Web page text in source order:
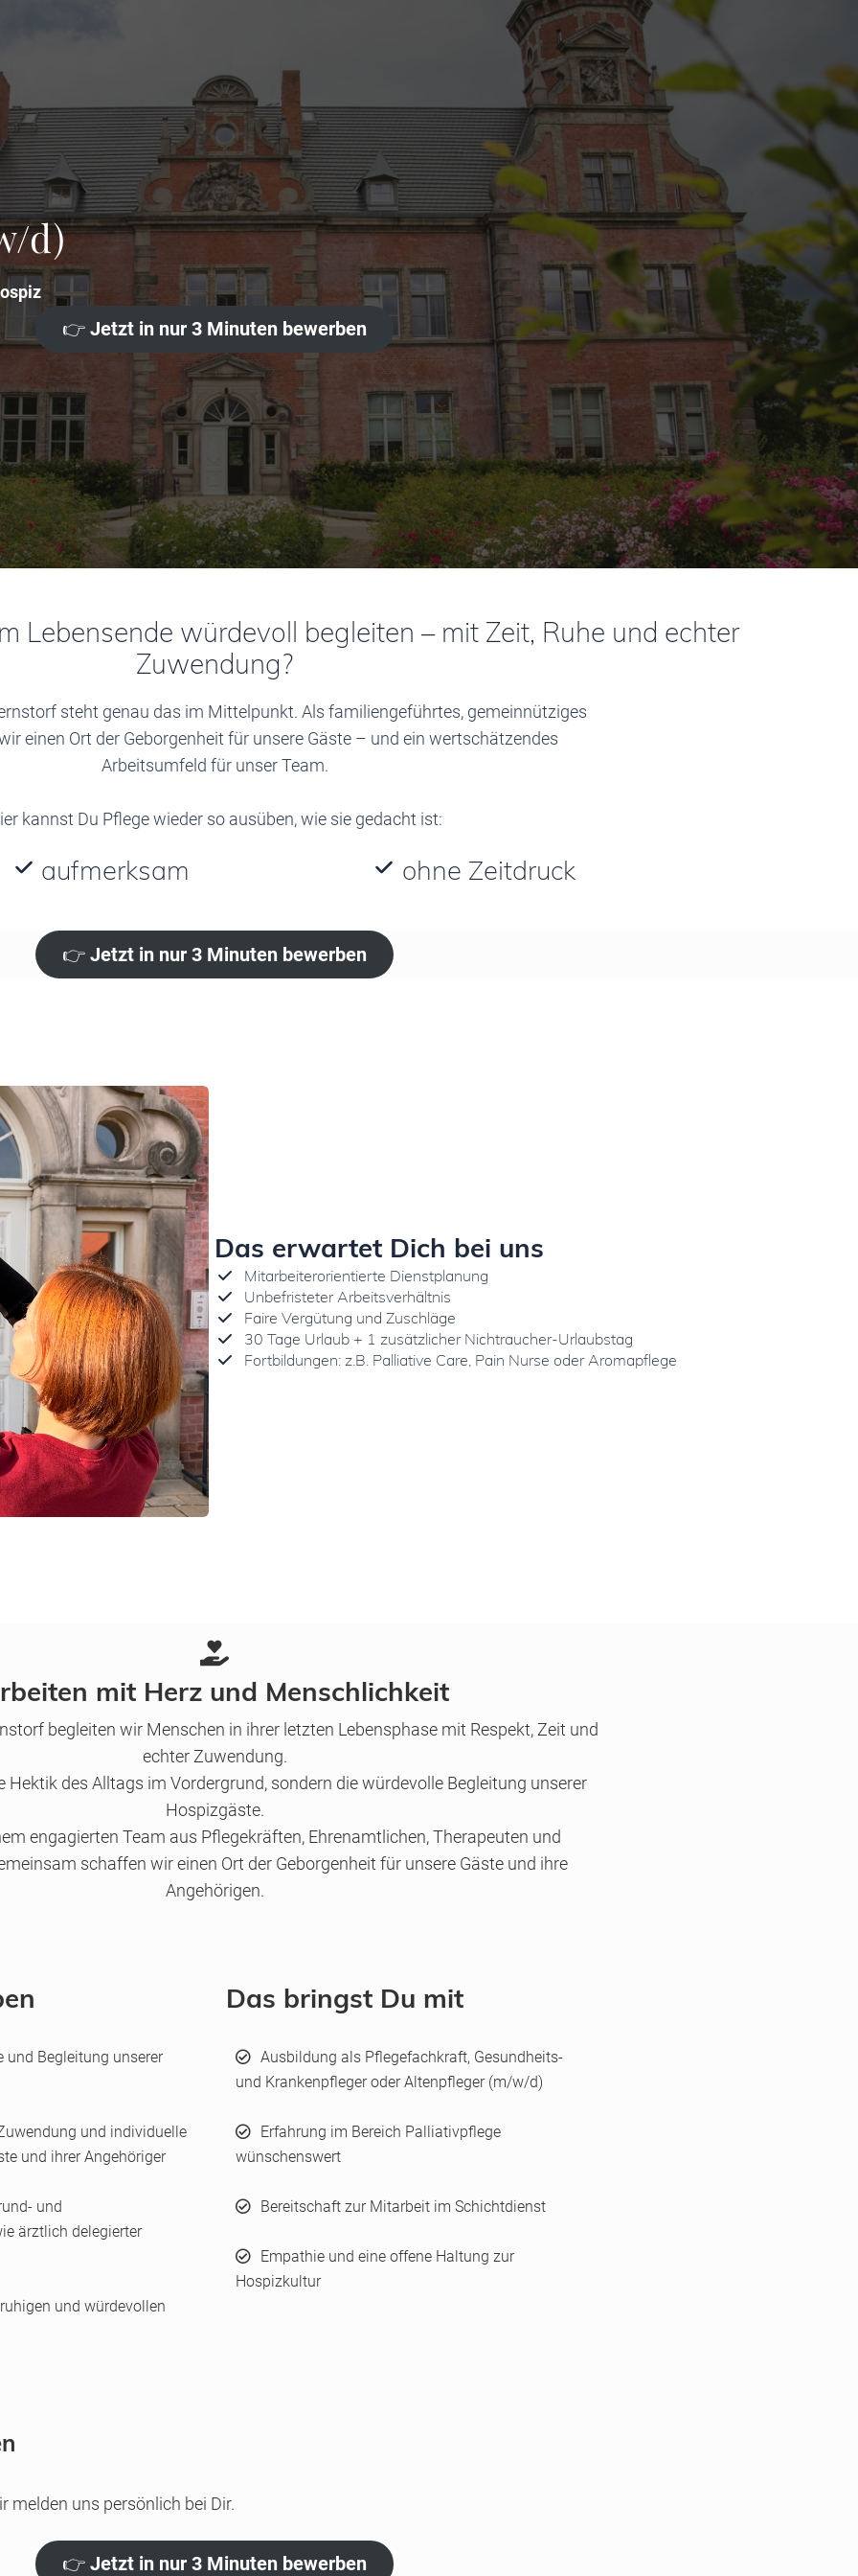
d)
👉 Jetzt in nur 3 Minuten bewerben
Lebensende würdevoll begleiten – mit Zeit, Ruhe und echter
Zuwendung?
steht genau das im Mittelpunkt. Als familiengeführtes, gemeinnütziges
einen Ort der Geborgenheit für unsere Gäste – und ein wertschätzendes
Arbeitsumfeld für unser Team.
kannst Du Pflege wieder so ausüben, wie sie gedacht ist:
aufmerksam ohne Zeitdruck
👉 Jetzt in nur 3 Minuten bewerben
Das erwartet Dich bei uns
Mitarbeiterorientierte Dienstplanung
Unbefristeter Arbeitsverhältnis
Faire Vergütung und Zuschläge
30 Tage Urlaub + 1 zusätzlicher Nichtraucher-Urlaubstag
Fortbildungen: z.B. Palliative Care, Pain Nurse oder Aromapflege
mit Herz und Menschlichkeit
begleiten wir Menschen in ihrer letzten Lebensphase mit Respekt, Zeit und
echter Zuwendung.
Hektik des Alltags im Vordergrund, sondern die würdevolle Begleitung unserer
Hospizgäste.
engagierten Team aus Pflegekräften, Ehrenamtlichen, Therapeuten und
schaffen wir einen Ort der Geborgenheit für unsere Gäste und ihre
Angehörigen.
und Begleitung unserer
und individuelle
und ihrer Angehöriger
und
ärztlich delegierter
und würdevollen
Das bringst Du mit
Ausbildung als Pflegefachkraft, Gesundheits-
und Krankenpfleger oder Altenpfleger (m/w/d)
Erfahrung im Bereich Palliativpflege
wünschenswert
Bereitschaft zur Mitarbeit im Schichtdienst
Empathie und eine offene Haltung zur
Hospizkultur
melden uns persönlich bei Dir.
👉 Jetzt in nur 3 Minuten bewerben